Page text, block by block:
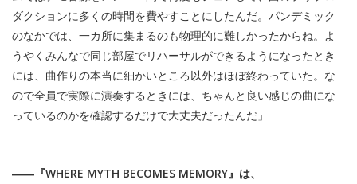
ダクションに多くの時間を費やすことにしたんだ。パンデミック
のなかでは、一カ所に集まるのも物理的に難しかったからね。よ
うやくみんなで同じ部屋でリハーサルができるようになったとき
には、曲作りの本当に細かいところ以外はほぼ終わっていた。な
ので全員で実際に演奏するときには、ちゃんと良い感じの曲にな
っているのかを確認するだけで大丈夫だったんだ」
――『WHERE MYTH BECOMES MEMORY』は、